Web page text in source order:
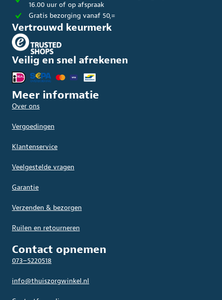
16.00 uur of op afspraak
Gratis bezorging vanaf 50,=
Vertrouwd keurmerk
Veilig en snel afrekenen
Meer informatie
Over ons
Vergoedingen
Klantenservice
Veelgestelde vragen
Garantie
Verzenden & bezorgen
Ruilen en retourneren
Contact opnemen
073–5220518
info@thuiszorgwinkel.nl